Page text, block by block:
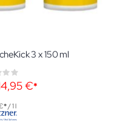
3 x 150 ml
€
/ 1 l